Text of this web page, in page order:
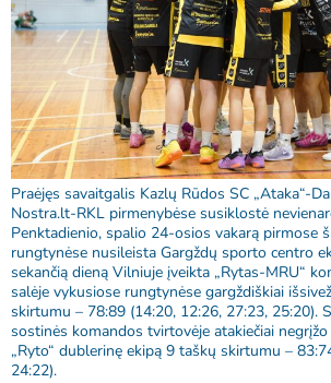
Praėjęs savaitgalis Kazlų Rūdos SC „Ataka“-
Nostra.lt-RKL pirmenybėse susiklostė
Penktadienio, spalio 24-osios vakarą pirmose
rungtynėse nusileista Gargždų sporto centro
sekančią dieną Vilniuje įveikta „Rytas-MRU“
salėje vykusiose rungtynėse gargždiškiai
skirtumu – 78:89 (14:20, 12:26, 27:23, 25:20).
sostinės komandos tvirtovėje atakiečiai
„Ryto“ dublerinę ekipą 9 taškų skirtumu –
24:22).